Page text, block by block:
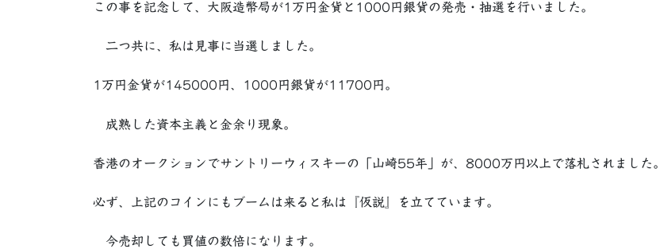
この事を記念して、大阪造幣局が1万円金貨と1000円銀貨の発売・抽選を行いました。
二つ共に、私は見事に当選しました。
1万円金貨が145000円、1000円銀貨が11700円。
成熟した資本主義と金余り現象。
香港のオークションでサントリーウィスキーの「山崎55年」が、8000万円以上で落札されました。
必ず、上記のコインにもブームは来ると私は『仮説』を立てています。
今売却しても買値の数倍になります。